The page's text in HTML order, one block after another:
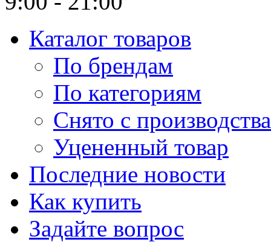
Каталог товаров
По брендам
По категориям
Снято с производства
Уцененный товар
Последние новости
Как купить
Задайте вопрос